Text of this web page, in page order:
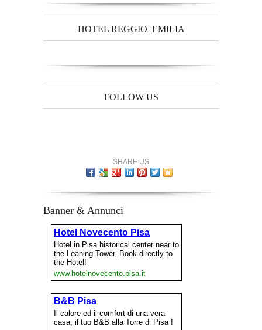
HOTEL REGGIO_EMILIA
FOLLOW US
SHARE US
Banner & Annunci